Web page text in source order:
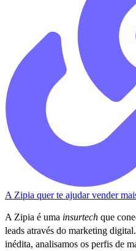
A Zipia quer te ajudar vender
A Zipia é uma insurtech que
leads através do marketing
inédita, analisamos os perfis de